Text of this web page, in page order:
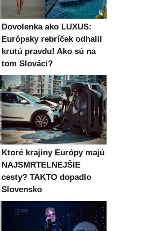
Dovolenka ako LUXUS:
Európsky rebríček odhalil
krutú pravdu! Ako sú na
tom Slováci?
Ktoré krajiny Európy majú
NAJSMRTEĽNEJŠIE
cesty? TAKTO dopadlo
Slovensko